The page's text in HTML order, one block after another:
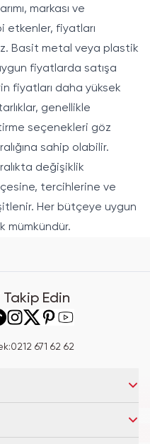
markası ve
etkenler, fiyatları
Basit metal veya plastik
fiyatlarda satışa
fiyatları daha yüksek
genellikle
seçenekleri göz
sahip olabilir.
değişiklik
tercihlerine ve
Her bütçeye uygun
mümkündür.
Takip Edin
:0212 671 62 62